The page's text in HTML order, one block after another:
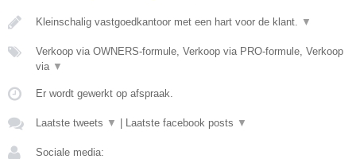
Kleinschalig vastgoedkantoor met een hart voor de klant. ▼
Verkoop via OWNERS-formule, Verkoop via PRO-formule, Verkoop
via ▼
Er wordt gewerkt op afspraak.
Laatste tweets ▼ Laatste facebook posts ▼
Sociale media: